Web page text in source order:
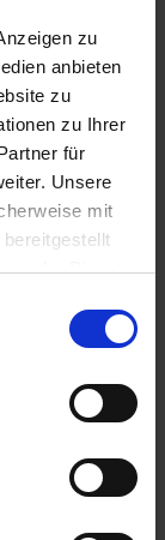
zu
anbieten
zu
zu Ihrer
für
Unsere
mit
der Dienste
39€
3,5 Std. - 109€
4,5 Std. - 66€